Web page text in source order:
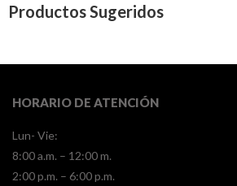
Productos Sugeridos
HORARIO DE ATENCIÓN
Lun- Vie:
8:00 a.m. – 12:00 m.
2:00 p.m. – 6:00 p.m.